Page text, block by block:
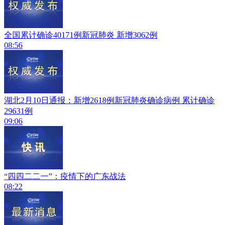
全国累计确诊40171例新冠肺炎 新增3062例
08:56
湖北2月10日通报：新增2618例新冠肺炎确诊病例 累计确诊
29631例
09:06
“四四二二一”：疫情下的广东战法
08:22